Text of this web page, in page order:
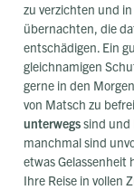
zu verzichten und
übernachten, die
entschädigen. Ein
gleichnamigen
gerne in den
von Matsch zu
unterwegssind und
manchmal sind
etwas Gelassenheit
Ihre Reise in vollen